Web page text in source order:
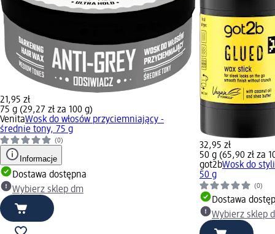
21,95 zł
75 g (29,27 zł za 100 g)
VenitaWosk do włosów przyciemniający -
średnie tony, 75 g
(0)
Informacje
Dostawa dostępna
Wybierz sklep dm
32,95 zł
50 g (65,90 zł za
got2bWosk do
50 g
(0)
Dostawa
Wybierz sklep